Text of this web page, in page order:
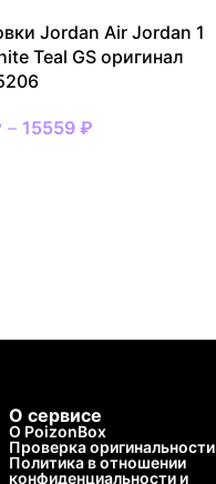
Jordan Air Jordan 1
Teal GS оригинал
– 15559₽
О сервисе
О PoizonBox
Проверка оригинальности
Политика в отношении
конфиденциальности и